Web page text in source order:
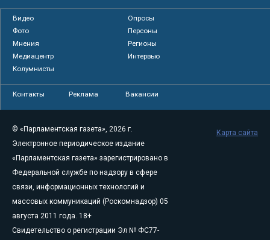
Видео
Опросы
Фото
Персоны
Мнения
Регионы
Медиацентр
Интервью
Колумнисты
Контакты Реклама Вакансии
© «Парламентская газета», 2026 г.
Электронное периодическое издание
«Парламентская газета» зарегистрировано в
Федеральной службе по надзору в сфере
связи, информационных технологий и
массовых коммуникаций (Роскомнадзор) 05
августа 2011 года. 18+
Свидетельство о регистрации Эл № ФС77-
Карта сайта